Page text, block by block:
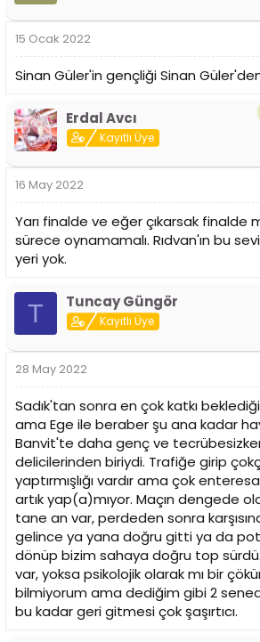
15 Ocak 2022
Sinan Güler'in gençliği Sinan
Erdal Avcı
Kayıtlı Üye
16 May 2022
Yarı finalde ve eğer çıkarsak finalde
sürece oynamamalı. Rıdvan'ın bu
yeri yok.
T Tuncay Güngör
Kayıtlı Üye
28 May 2022
Sadık'tan sonra en çok katkı
ama Ege ile beraber şu ana kadar hayal
Banvit'te daha genç ve
delicilerinden biriydi. Trafiğe girip
yaptırmışlığı vardır ama çok
artık yap(a)mıyor. Maçın dengede
tane an var, perdeden sonra
gelince ya yana doğru gitti ya da
dönüp bizim sahaya doğru top sürdü.
var, yoksa psikolojik olarak mı bir
bilmiyorum ama dediğim gibi 2
bu kadar geri gitmesi çok şaşırtıcı.